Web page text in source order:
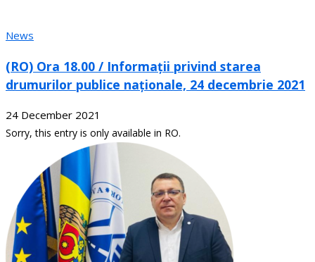
News
(RO) Ora 18.00 / Informații privind starea
drumurilor publice naționale, 24 decembrie 2021
24 December 2021
Sorry, this entry is only available in RO.